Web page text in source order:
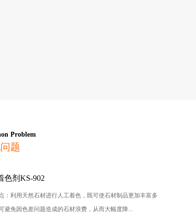
Problem
题
色剂KS-902
：利用天然石材进行人工着色，既可使石材制品更加丰富多
避免因色差问题造成的石材浪费，从而大幅度降...